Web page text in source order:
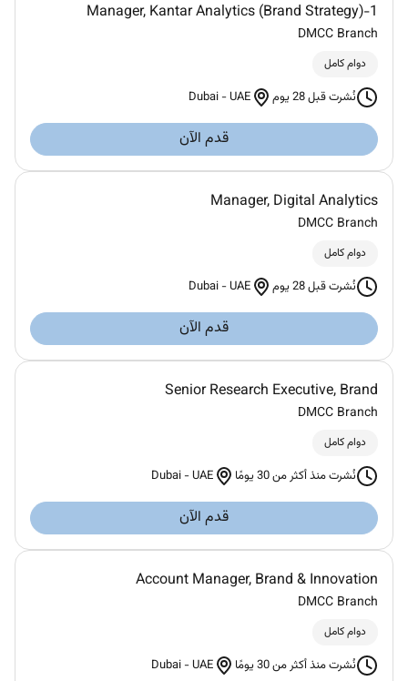
Manager, Kantar Analytics (Brand Strategy)-1
DMCC Branch
دوام كامل
نُشرت قبل 28 يوم Dubai -UAE
قدم الآن
Manager, Digital Analytics
DMCC Branch
دوام كامل
نُشرت قبل 28 يوم Dubai -UAE
قدم الآن
Senior Research Executive, Brand
DMCC Branch
دوام كامل
نُشرت منذ أكثر من 30 يومًا Dubai -UAE
قدم الآن
Account Manager, Brand & Innovation
DMCC Branch
دوام كامل
نُشرت منذ أكثر من 30 يومًا Dubai -UAE